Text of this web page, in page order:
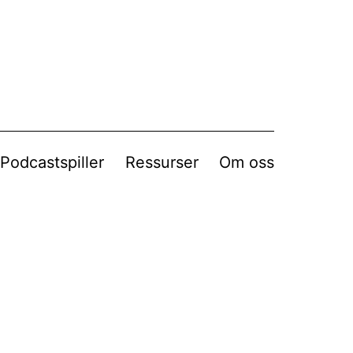
Podcastspiller Ressurser Om oss